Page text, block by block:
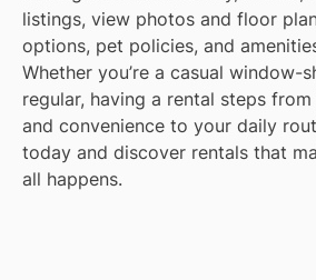
listings, view photos and floor
options, pet policies, and
Whether you’re a casual window-
regular, having a rental steps
and convenience to your daily
today and discover rentals that
all happens.